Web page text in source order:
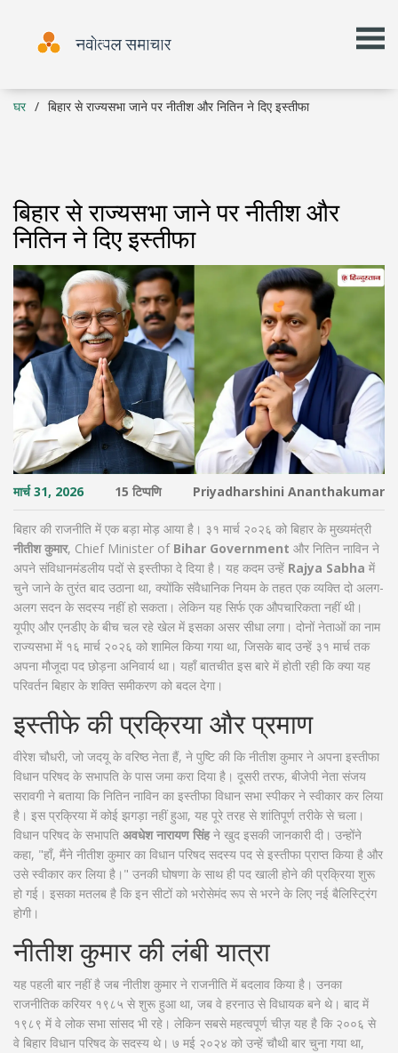
घर बिहार से राज्यसभा जाने पर नीतीश और नितिन ने दिए इस्तीफा
बिहार से राज्यसभा जाने पर नीतीश और
नितिन ने दिए इस्तीफा
मार्च 31, 2026 15 टिप्पणि Priyadharshini Ananthakumar
बिहार की राजनीति में एक बड़ा मोड़ आया है। ३१ मार्च २०२६ को बिहार के मुख्यमंत्री
नीतीश कुमार, Chief Minister of Bihar Government और नितिन नाविन ने
अपने संविधानमंडलीय पदों से इस्तीफा दे दिया है। यह कदम उन्हें Rajya Sabha में
चुने जाने के तुरंत बाद उठाना था, क्योंकि संवैधानिक नियम के तहत एक व्यक्ति दो अलग-
अलग सदन के सदस्य नहीं हो सकता। लेकिन यह सिर्फ एक औपचारिकता नहीं थी।
यूपीए और एनडीए के बीच चल रहे खेल में इसका असर सीधा लगा। दोनों नेताओं का नाम
राज्यसभा में १६ मार्च २०२६ को शामिल किया गया था, जिसके बाद उन्हें ३१ मार्च तक
अपना मौजूदा पद छोड़ना अनिवार्य था। यहाँ बातचीत इस बारे में होती रही कि क्या यह
परिवर्तन बिहार के शक्ति समीकरण को बदल देगा।
इस्तीफे की प्रक्रिया और प्रमाण
वीरेश चौधरी, जो जदयू के वरिष्ठ नेता हैं, ने पुष्टि की कि नीतीश कुमार ने अपना इस्तीफा
विधान परिषद के सभापति के पास जमा करा दिया है। दूसरी तरफ, बीजेपी नेता संजय
सरावगी ने बताया कि नितिन नाविन का इस्तीफा विधान सभा स्पीकर ने स्वीकार कर लिया
है। इस प्रक्रिया में कोई झगड़ा नहीं हुआ, यह पूरे तरह से शांतिपूर्ण तरीके से चला।
विधान परिषद के सभापति अवधेश नारायण सिंहने खुद इसकी जानकारी दी। उन्होंने
कहा, "हाँ, मैंने नीतीश कुमार का विधान परिषद सदस्य पद से इस्तीफा प्राप्त किया है और
उसे स्वीकार कर लिया है।" उनकी घोषणा के साथ ही पद खाली होने की प्रक्रिया शुरू
हो गई। इसका मतलब है कि इन सीटों को भरोसेमंद रूप से भरने के लिए नई बैलिस्ट्रिंग
होगी।
नीतीश कुमार की लंबी यात्रा
यह पहली बार नहीं है जब नीतीश कुमार ने राजनीति में बदलाव किया है। उनका
राजनीतिक करियर १९८५ से शुरू हुआ था, जब वे हरनाउ से विधायक बने थे। बाद में
१९८९ में वे लोक सभा सांसद भी रहे। लेकिन सबसे महत्वपूर्ण चीज़ यह है कि २००६ से
वे बिहार विधान परिषद के सदस्य थे। ७ मई २०२४ को उन्हें चौथी बार चुना गया था,